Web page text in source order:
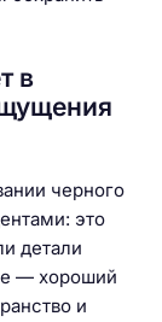
в
черного
это
детали
— хороший
и